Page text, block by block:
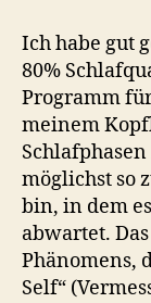
Ich habe gut
80%
Programm
meinem
möglichst so
bin, in dem
abwartet.
Phänomens,
Self“